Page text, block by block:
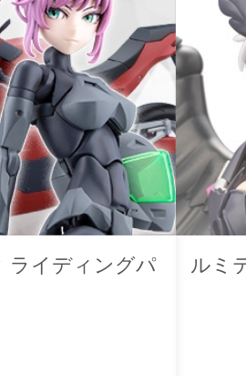
ライディングパ
ルミ